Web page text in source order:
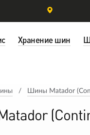
Хранение шин
Шины Matador